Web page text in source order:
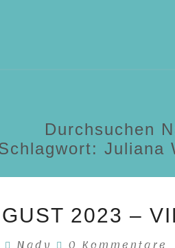
Durchsuchen
Juliana
AUGUST
2023
2023 –
Kommentare